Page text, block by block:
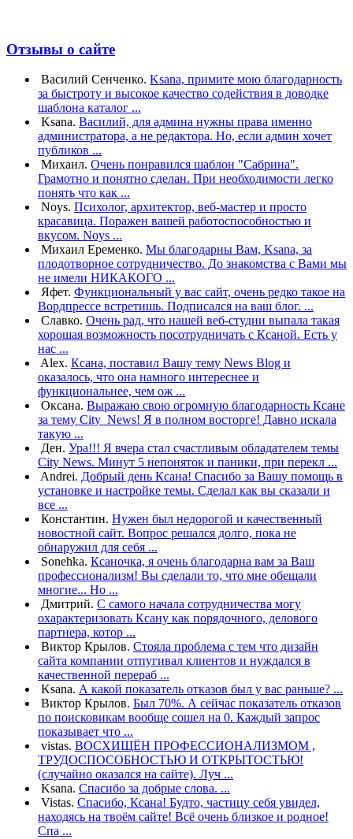
Отзывы о сайте
Василий Сенченко. Ksana, примите мою благодарность
за быстроту и высокое качество содействия в доводке
шаблона каталог ...
Ksana. Василий, для админа нужны права именно
администратора, а не редактора. Но, если админ хочет
публиков ...
Михаил. Очень понравился шаблон "Сабрина".
Грамотно и понятно сделан. При необходимости легко
понять что как ...
Noys. Психолог, архитектор, веб-мастер и просто
красавица. Поражен вашей работоспособностью и
вкусом. Noys ...
Михаил Еременко. Мы благодарны Вам, Ksana, за
плодотворное сотрудничество. До знакомства с Вами мы
не имели НИКАКОГО ...
Яфет. Функциональный у вас сайт, очень редко такое на
Вордпрессе встретишь. Подписался на ваш блог. ...
Славко. Очень рад, что нашей веб-студии выпала такая
хорошая возможность посотрудничать с Ксаной. Есть у
нас ...
Alex. Ксана, поставил Вашу тему News Blog и
оказалось, что она намного интереснее и
функциональнее, чем ож ...
Оксана. Выражаю свою огромную благодарность Ксане
за тему City_News! Я в полном восторге! Давно искала
такую ...
Ден. Ура!!! Я вчера стал счастливым обладателем темы
City News. Минут 5 непоняток и паники, при перекл ...
Andrei. Добрый день Ксана! Спасибо за Вашу помощь в
установке и настройке темы. Cделал как вы сказали и
все ...
Константин. Нужен был недорогой и качественный
новостной сайт. Вопрос решался долго, пока не
обнаружил для себя ...
Sonehka. Ксаночка, я очень благодарна вам за Ваш
профессионализм! Вы сделали то, что мне обещали
многие... Но ...
Дмитрий. С самого начала сотрудничества могу
охарактеризовать Ксану как порядочного, делового
партнера, котор ...
Виктор Крылов. Стояла проблема с тем что дизайн
сайта компании отпугивал клиентов и нуждался в
качественной перераб ...
Ksana. А какой показатель отказов был у вас раньше? ...
Виктор Крылов. Был 70%. А сейчас показатель отказов
по поисковикам вообще сошел на 0. Каждый запрос
показывает что ...
vistas. ВОСХИЩЁН ПРОФЕССИОНАЛИЗМОМ ,
ТРУДОСПОСОБНОСТЬЮ И ОТКРЫТОСТЬЮ!
(случайно оказался на сайте). Луч ...
Ksana. Спасибо за добрые слова. ...
Vistas. Спасибо, Ксана! Будто, частицу себя увидел,
находясь на твоём сайте! Всё очень близкое и родное!
Спа ...